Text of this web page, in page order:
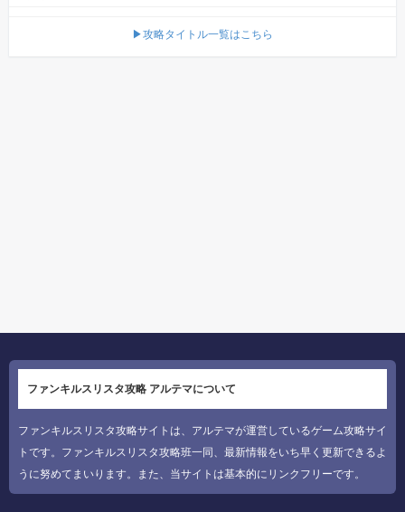
▶攻略タイトル一覧はこちら
ファンキルスリスタ攻略 アルテマについて
ファンキルスリスタ攻略サイトは、アルテマが運営しているゲーム攻略サイ
トです。ファンキルスリスタ攻略班一同、最新情報をいち早く更新できるよ
うに努めてまいります。また、当サイトは基本的にリンクフリーです。